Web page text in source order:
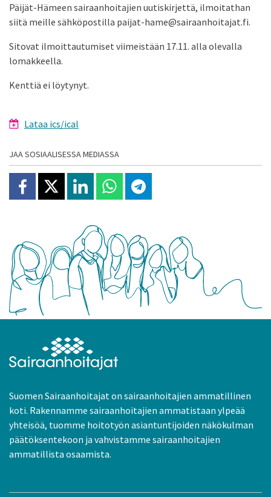
Päijät-Hämeen sairaanhoitajien uutiskirjettä, ilmoitathan
siitä meille sähköpostilla paijat-hame@sairaanhoitajat.fi.
Sitovat ilmoittautumiset viimeistään 17.11. alla olevalla
lomakkeella.
Kenttiä ei löytynyt.
Lataa ics/ical
JAA SOSIAALISESSA MEDIASSA
Jaa Facebookissa
Jaa X:ssäJaa Linkedinissä
Jaa Whatsappissa
Jaa Telegramissa
Suomen Sairaanhoitajat on sairaanhoitajien ammatillinen
koti. Rakennamme sairaanhoitajien ammatistaan ylpeää
yhteisöä, tuomme hoitotyön asiantuntijoiden näkökulman
päätöksentekoon ja vahvistamme sairaanhoitajien
ammatillista osaamista.